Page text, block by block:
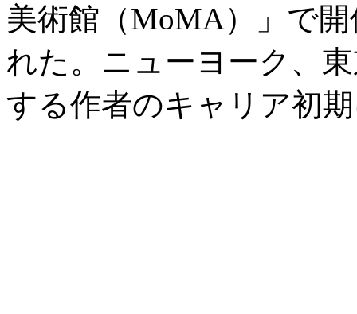
美術館（MoMA）」で
れた。ニューヨーク、
する作者のキャリア初